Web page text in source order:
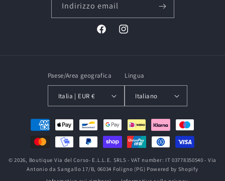
Indirizzo email
FacebookInstagram
Paese/Area geografica
Italia | EUR €
Lingua
Italiano
Metodi
pagamento
© 2026, Boutique Via del Corso- E.L.L.E. SRLS - VAT number: IT 03778350540 - Via
Antonio da Sangallo 17/B, 06034 Foligno (PG) Powered by Shopify